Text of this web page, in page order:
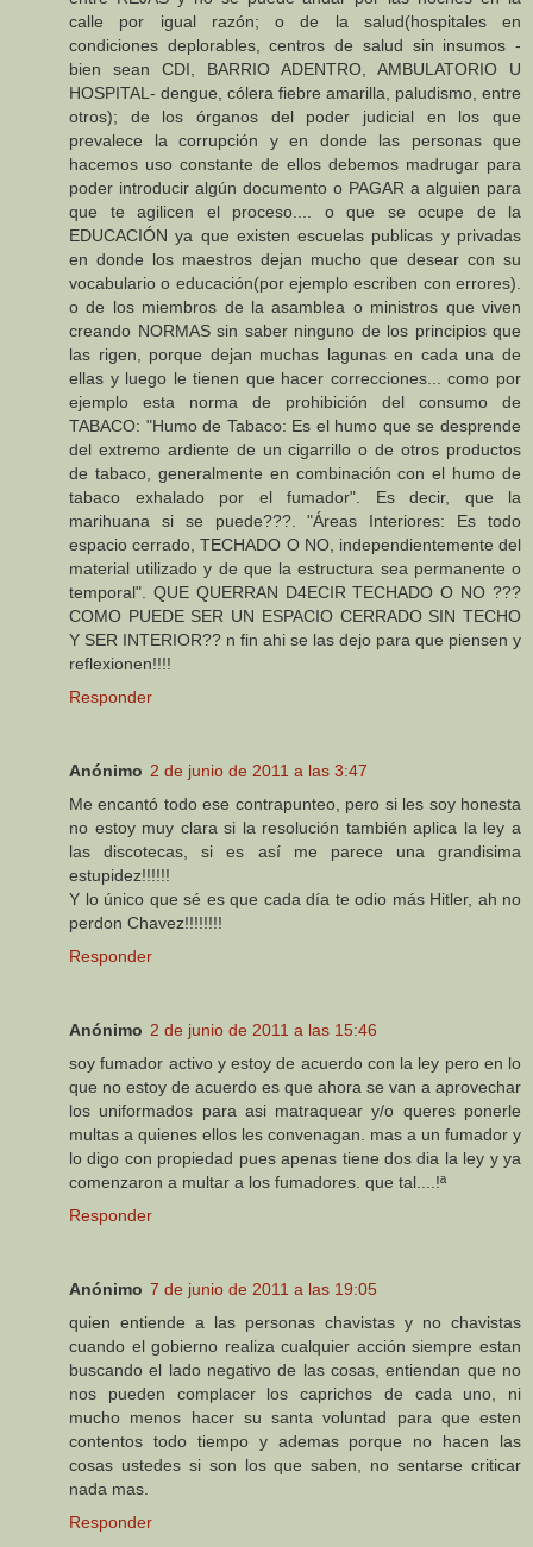
calle por igual razón; o de la salud(hospitales en
condiciones deplorables, centros de salud sin insumos -
bien sean CDI, BARRIO ADENTRO, AMBULATORIO U
HOSPITAL- dengue, cólera fiebre amarilla, paludismo, entre
otros); de los órganos del poder judicial en los que
prevalece la corrupción y en donde las personas que
hacemos uso constante de ellos debemos madrugar para
poder introducir algún documento o PAGAR a alguien para
que te agilicen el proceso.... o que se ocupe de la
EDUCACIÓN ya que existen escuelas publicas y privadas
en donde los maestros dejan mucho que desear con su
vocabulario o educación(por ejemplo escriben con errores).
o de los miembros de la asamblea o ministros que viven
creando NORMAS sin saber ninguno de los principios que
las rigen, porque dejan muchas lagunas en cada una de
ellas y luego le tienen que hacer correcciones... como por
ejemplo esta norma de prohibición del consumo de
TABACO: "Humo de Tabaco: Es el humo que se desprende
del extremo ardiente de un cigarrillo o de otros productos
de tabaco, generalmente en combinación con el humo de
tabaco exhalado por el fumador". Es decir, que la
marihuana si se puede???. "Áreas Interiores: Es todo
espacio cerrado, TECHADO O NO, independientemente del
material utilizado y de que la estructura sea permanente o
temporal". QUE QUERRAN D4ECIR TECHADO O NO ???
COMO PUEDE SER UN ESPACIO CERRADO SIN TECHO
Y SER INTERIOR?? n fin ahi se las dejo para que piensen y
reflexionen!!!!
Responder
Anónimo 2 de junio de 2011 a las 3:47
Me encantó todo ese contrapunteo, pero si les soy honesta
no estoy muy clara si la resolución también aplica la ley a
las discotecas, si es así me parece una grandisima
estupidez!!!!!!
Y lo único que sé es que cada día te odio más Hitler, ah no
perdon Chavez!!!!!!!!
Responder
Anónimo 2 de junio de 2011 a las 15:46
soy fumador activo y estoy de acuerdo con la ley pero en lo
que no estoy de acuerdo es que ahora se van a aprovechar
los uniformados para asi matraquear y/o queres ponerle
multas a quienes ellos les convenagan. mas a un fumador y
lo digo con propiedad pues apenas tiene dos dia la ley y ya
comenzaron a multar a los fumadores. que tal....!ª
Responder
Anónimo 7 de junio de 2011 a las 19:05
quien entiende a las personas chavistas y no chavistas
cuando el gobierno realiza cualquier acción siempre estan
buscando el lado negativo de las cosas, entiendan que no
nos pueden complacer los caprichos de cada uno, ni
mucho menos hacer su santa voluntad para que esten
contentos todo tiempo y ademas porque no hacen las
cosas ustedes si son los que saben, no sentarse criticar
nada mas.
Responder